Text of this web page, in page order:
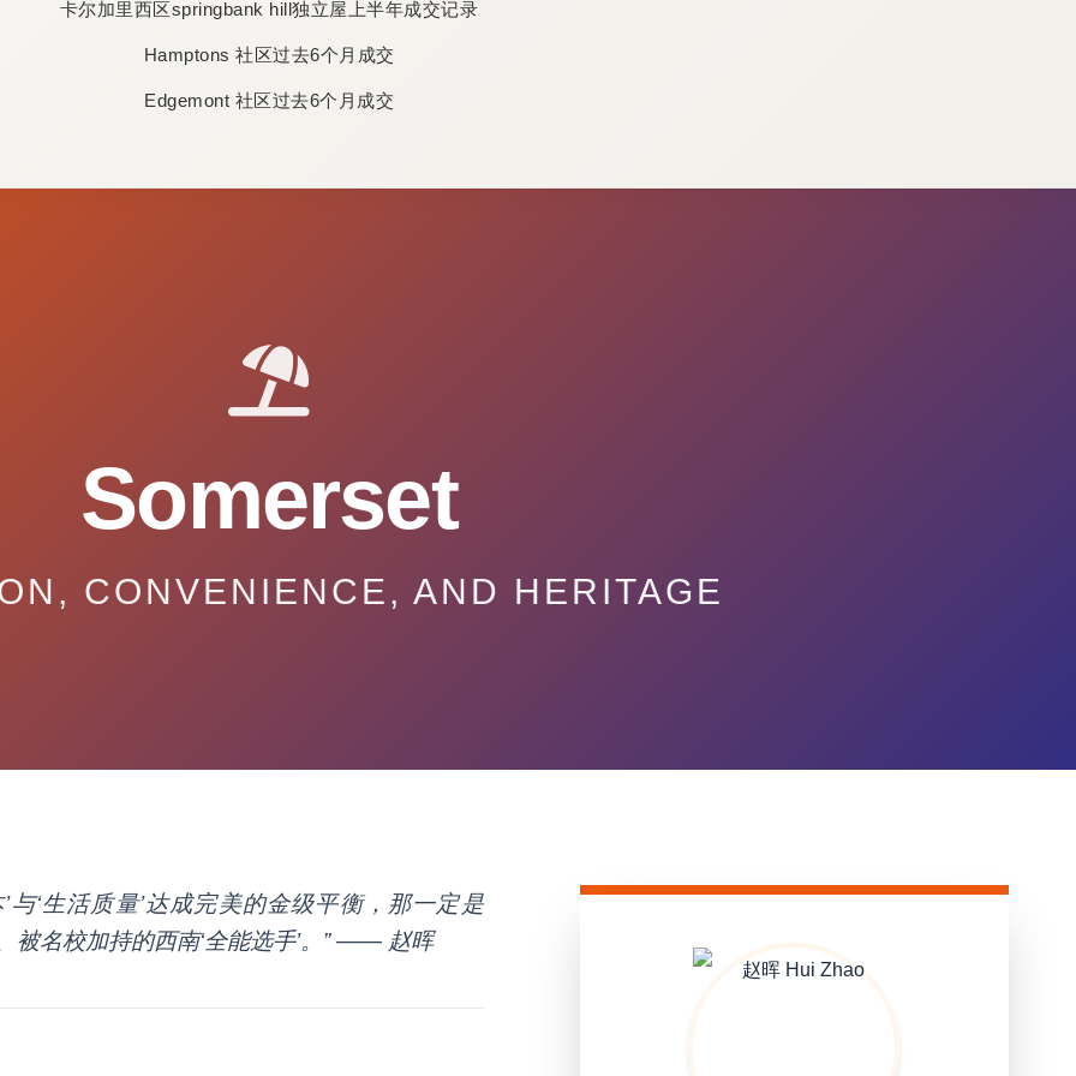
卡尔加里西区springbank hill独立屋上半年成交记录
Hamptons 社区过去6个月成交
Edgemont 社区过去6个月成交
Somerset
CONVENIENCE, AND HERITAGE
‘生活质量’达成完美的金级平衡，那一定是
被名校加持的西南‘全能选手’。” —— 赵晖